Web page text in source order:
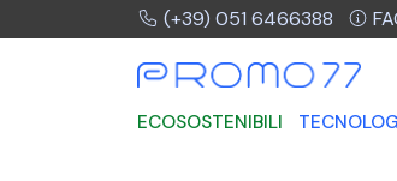
(+39) 051 6466388
ECOSOSTENIBILI